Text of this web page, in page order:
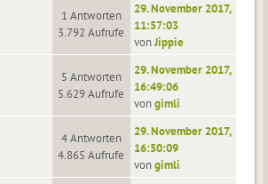
1 Antworten
3.792 Aufrufe
29. November 2017,
11:57:03
vonJippie
5 Antworten
5.629 Aufrufe
29. November 2017,
16:49:06
vongimli
4 Antworten
4.865 Aufrufe
29. November 2017,
16:50:09
vongimli